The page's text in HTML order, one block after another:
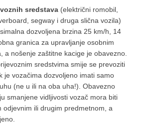
sredstava (električni romobil,
segway i druga slična vozila)
dozvoljena brzina 25 km/h, 14
granica za upravljanje osobnim
a nošenje zaštitne kacige je obavezno.
sredstvima smije se prevoziti
je vozačima dozvoljeno imati samo
(ne u ili na oba uha!). Obavezno
smanjene vidljivosti vozač mora biti
odjevnim ili drugim predmetnom, a